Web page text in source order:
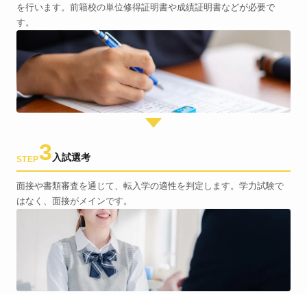
を行います。前籍校の単位修得証明書や成績証明書などが必要で
す。
STEP3 入試選考
面接や書類審査を通じて、転入学の適性を判定します。学力試験で
はなく、面接がメインです。